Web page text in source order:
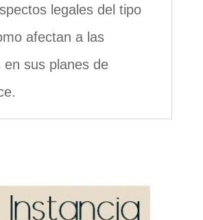
legales del tipo
afectan a las
en sus planes de